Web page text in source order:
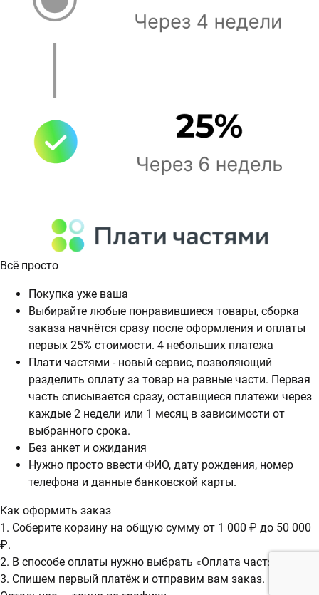
Всё просто
Покупка уже ваша
Выбирайте любые понравившиеся товары, сборка
заказа начнётся сразу после оформления и оплаты
первых 25% стоимости. 4 небольших платежа
Плати частями - новый сервис, позволяющий
разделить оплату за товар на равные части. Первая
часть списывается сразу, оставщиеся платежи через
каждые 2 недели или 1 месяц в зависимости от
выбранного срока.
Без анкет и ожидания
Нужно просто ввести ФИО, дату рождения, номер
телефона и данные банковской карты.
Как оформить заказ
1. Соберите корзину на общую сумму от 1 000 ₽ до 50 000
₽.
2. В способе оплаты нужно выбрать «Оплата частями».
3. Спишем первый платёж и отправим вам заказ.